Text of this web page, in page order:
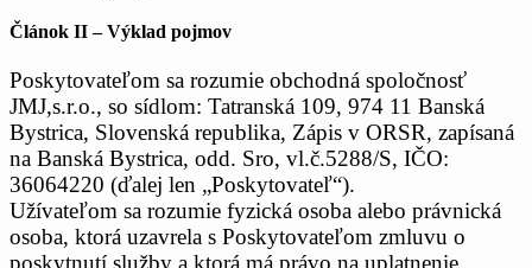
Článok II – Výklad pojmov
Poskytovateľom sa rozumie obchodná spoločnosť
JMJ,s.r.o., so sídlom: Tatranská 109, 974 11 Banská
Bystrica, Slovenská republika, Zápis v ORSR, zapísaná
na Banská Bystrica, odd. Sro, vl.č.5288/S, IČO:
36064220 (ďalej len „Poskytovateľ“).
Užívateľom sa rozumie fyzická osoba alebo právnická
osoba, ktorá uzavrela s Poskytovateľom zmluvu o